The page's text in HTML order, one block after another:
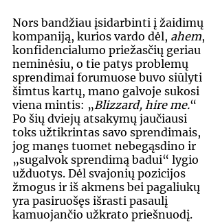
Nors bandžiau įsidarbinti į žaidimų
kompaniją, kurios vardo dėl, ahem,
konfidencialumo priežasčių geriau
neminėsiu, o tie patys problemų
sprendimai forumuose buvo siūlyti
šimtus kartų, mano galvoje sukosi
viena mintis: „Blizzard, hire me.“
Po šių dviejų atsakymų jaučiausi
toks užtikrintas savo sprendimais,
jog manęs tuomet nebegąsdino ir
„sugalvok sprendimą badui“ lygio
užduotys. Dėl svajonių pozicijos
žmogus ir iš akmens bei pagaliukų
yra pasiruošęs išrasti pasaulį
kamuojančio užkrato priešnuodį.